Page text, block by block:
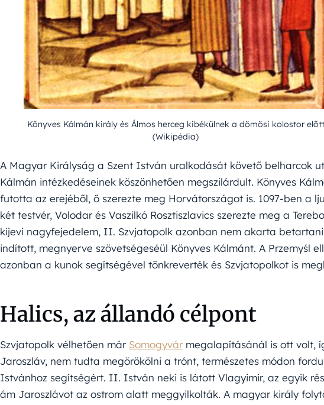
Könyves Kálmán király és Álmos herceg kibékülnek a dömösi kolostor előtt
(Wikipédia)
A Magyar Királyság a Szent István uralkodását követő belharcok
Kálmán intézkedéseinek köszönhetően megszilárdult. Könyves
futotta az erejéből, ő szerezte meg Horvátországot is. 1097-ben a
két testvér, Volodar és Vaszilkó Rosztiszlavics szerezte meg a
kijevi nagyfejedelem, II. Szvjatopolk azonban nem akarta
indított, megnyerve szövetségeséül Könyves Kálmánt. A Przemyśl
azonban a kunok segítségével tönkreverték és Szvjatopolkot is
Halics, az állandó célpont
Szvjatopolk vélhetően már Somogyvár megalapításánál is ott volt,
Jaroszláv, nem tudta megörökölni a trónt, természetes módon
Istvánhoz segítségért. II. István neki is látott Vlagyimir, az egyik
ám Jaroszlávot az ostrom alatt meggyilkolták. A magyar király